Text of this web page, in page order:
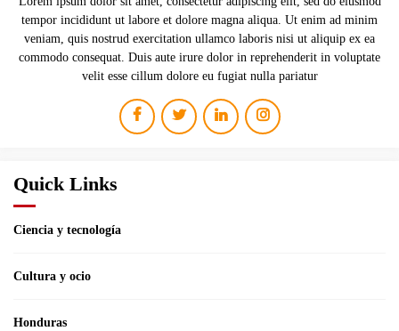
tempor incididunt ut labore et dolore magna aliqua. Ut enim ad minim
veniam, quis nostrud exercitation ullamco laboris nisi ut aliquip ex ea
commodo consequat. Duis aute irure dolor in reprehenderit in voluptate
velit esse cillum dolore eu fugiat nulla pariatur
Quick Links
Ciencia y tecnología
Cultura y ocio
Honduras